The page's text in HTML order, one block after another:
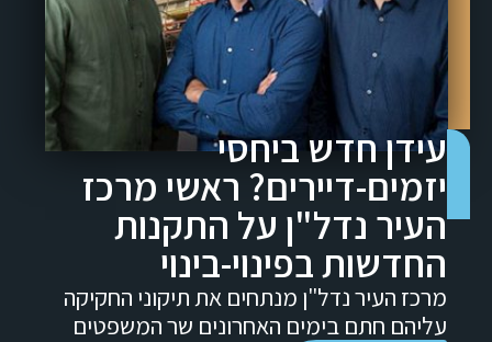
עידן חדש ביחסי
יזמים-דיירים? ראשי מרכז
העיר נדל"ן על התקנות
החדשות בפינוי-בינוי
מרכז העיר נדל"ן מנתחים את תיקוני החקיקה
עליהם חתם בימים האחרונים שר המשפטים